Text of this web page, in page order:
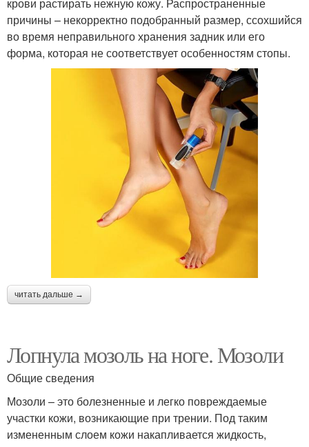
крови растирать нежную кожу. Распространенные
причины – некорректно подобранный размер, ссохшийся
во время неправильного хранения задник или его
форма, которая не соответствует особенностям стопы.
читать дальше →
Лопнула мозоль на ноге. Мозоли
Общие сведения
Мозоли – это болезненные и легко повреждаемые
участки кожи, возникающие при трении. Под таким
измененным слоем кожи накапливается жидкость,